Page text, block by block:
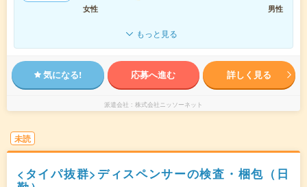
女性
男性
もっと見る
気になる! 応募へ進む 詳しく見る
派遣会社 株式会社ニッソーネット
未読
<タイパ抜群>ディスペンサーの検査・梱包（日